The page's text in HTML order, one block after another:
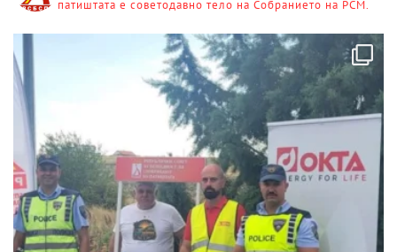
патиштата е советодавно тело на Собранието на РСМ.